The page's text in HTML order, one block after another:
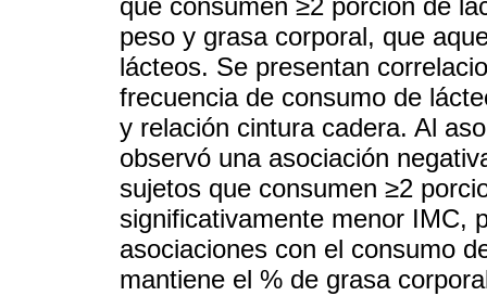
que consumen ≥2 porción de
peso y grasa corporal, que
lácteos. Se presentan
frecuencia de consumo de
y relación cintura cadera. Al
observó una asociación
sujetos que consumen ≥2
significativamente menor IMC,
asociaciones con el consumo
mantiene el % de grasa